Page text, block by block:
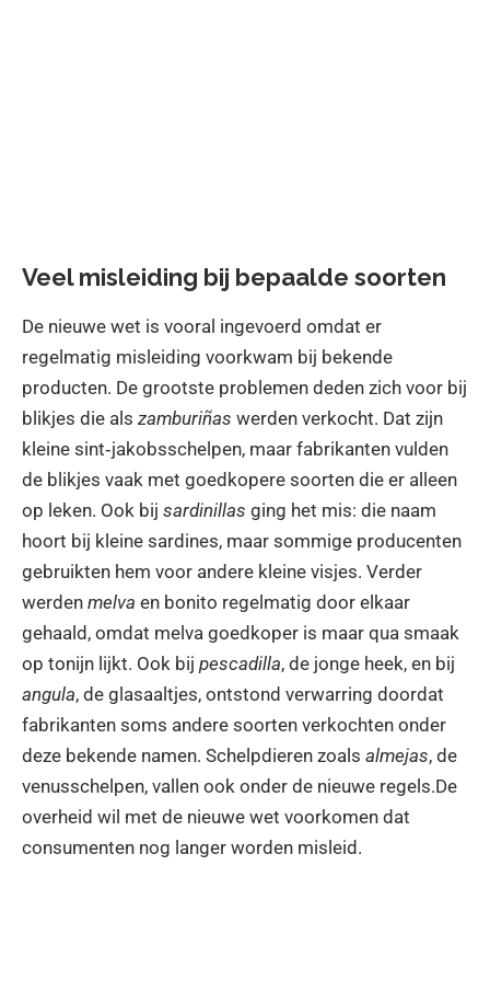
Veel misleiding bij bepaalde soorten
De nieuwe wet is vooral ingevoerd omdat er
regelmatig misleiding voorkwam bij bekende
producten. De grootste problemen deden zich voor bij
blikjes die als zamburiñas werden verkocht. Dat zijn
kleine sint‑jakobsschelpen, maar fabrikanten vulden
de blikjes vaak met goedkopere soorten die er alleen
op leken. Ook bij sardinillas ging het mis: die naam
hoort bij kleine sardines, maar sommige producenten
gebruikten hem voor andere kleine visjes. Verder
werden melva en bonito regelmatig door elkaar
gehaald, omdat melva goedkoper is maar qua smaak
op tonijn lijkt. Ook bij pescadilla, de jonge heek, en bij
angula, de glasaaltjes, ontstond verwarring doordat
fabrikanten soms andere soorten verkochten onder
deze bekende namen. Schelpdieren zoals almejas, de
venusschelpen, vallen ook onder de nieuwe regels.De
overheid wil met de nieuwe wet voorkomen dat
consumenten nog langer worden misleid.